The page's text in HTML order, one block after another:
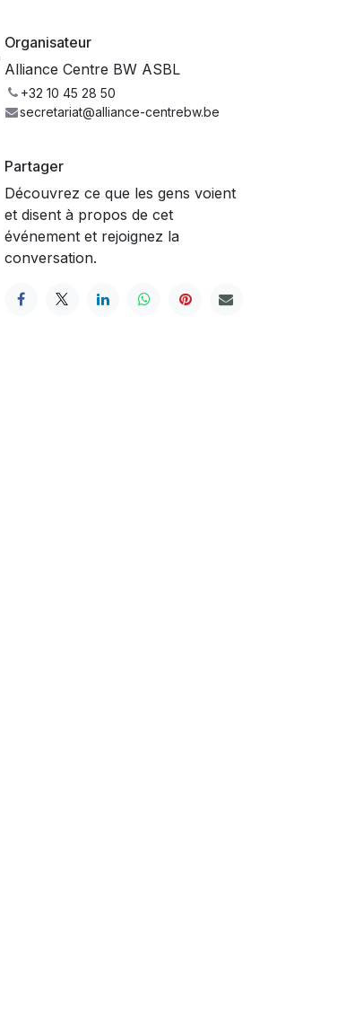
Organisateur
Alliance Centre BW ASBL
+32 10 45 28 50
secretariat@alliance-centrebw.be
Partager
Découvrez ce que les gens voient
et disent à propos de cet
événement et rejoignez la
conversation.